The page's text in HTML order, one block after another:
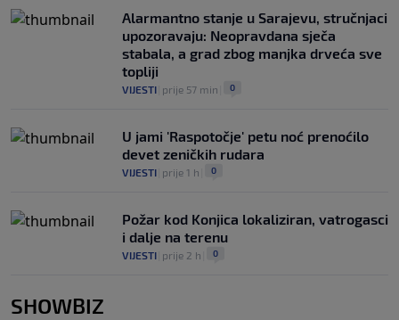
Alarmantno stanje u Sarajevu, stručnjaci
upozoravaju: Neopravdana sječa
stabala, a grad zbog manjka drveća sve
topliji
VIJESTI prije 57 min 0
U jami 'Raspotočje' petu noć prenoćilo
devet zeničkih rudara
VIJESTI prije 1 h 0
Požar kod Konjica lokaliziran, vatrogasci
i dalje na terenu
VIJESTI prije 2 h 0
SHOWBIZ